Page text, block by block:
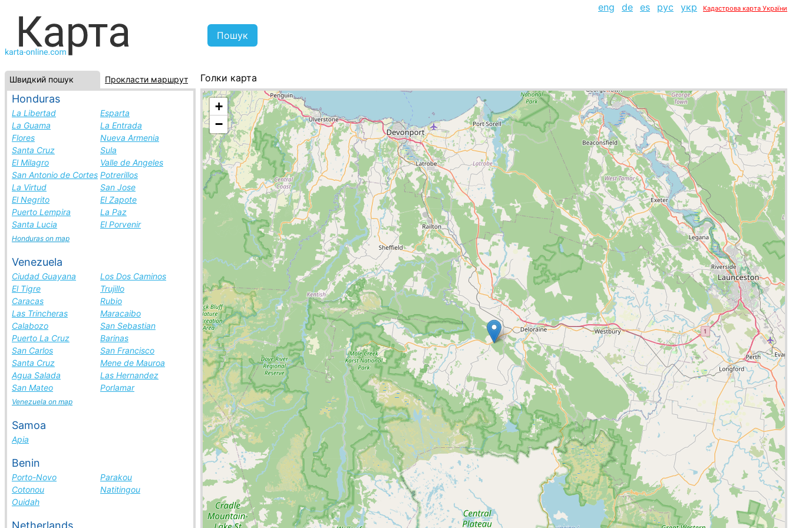
eng de es рус укр Кадастрова карта України
Швидкий пошук Прокласти маршрут
Honduras
La Libertad
Esparta
La Guama
La Entrada
Flores
Nueva Armenia
Santa Cruz
Sula
El Milagro
Valle de Angeles
San Antonio de Cortes Potrerillos
La Virtud
San Jose
El Negrito
El Zapote
Puerto Lempira
La Paz
Santa Lucia
El Porvenir
Honduras on map
Venezuela
Ciudad Guayana
Los Dos Caminos
El Tigre
Trujillo
Caracas
Rubio
Las Trincheras
Maracaibo
Calabozo
San Sebastian
Puerto La Cruz
Barinas
San Carlos
San Francisco
Santa Cruz
Mene de Mauroa
Agua Salada
Las Hernandez
San Mateo
Porlamar
Venezuela on map
Samoa
Apia
Benin
Porto-Novo
Parakou
Cotonou
Natitingou
Ouidah
Netherlands
Голки карта
Австралія, список міст
+
−